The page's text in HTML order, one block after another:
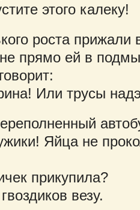
этого калеку!
роста прижали
прямо ей в
Или трусы
Яйца не
прикупила?
везу.